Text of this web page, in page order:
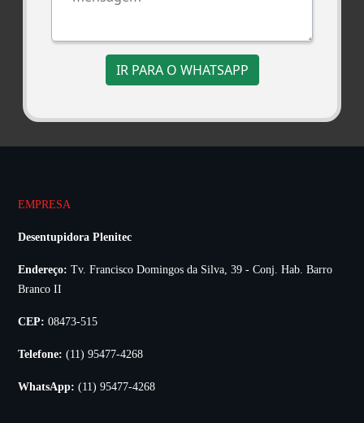
IR PARA O WHATSAPP
EMPRESA
Desentupidora Plenitec
Endereço: Tv. Francisco Domingos da Silva, 39 - Conj. Hab. Barro
Branco II
CEP: 08473-515
Telefone: (11) 95477-4268
WhatsApp: (11) 95477-4268